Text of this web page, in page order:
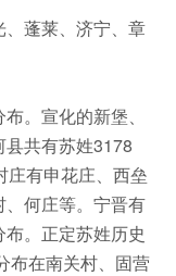
蓬莱、济宁、章
。宣化的新堡、
共有苏姓3178
庄有申花庄、西垒
何庄等。宁晋有
。正定苏姓历史
布在南关村、固营